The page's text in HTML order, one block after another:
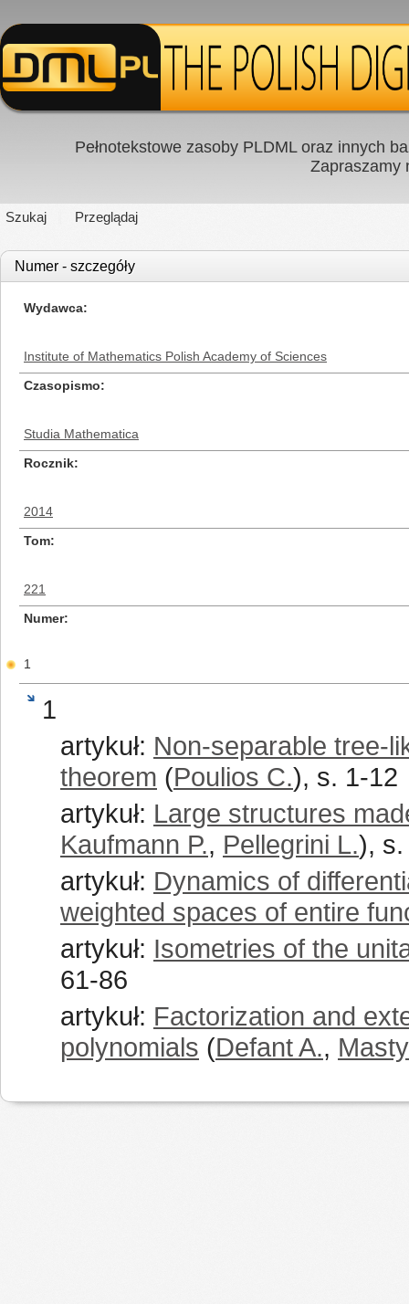
Pełnotekstowe zasoby PLDML oraz innych
Zapraszamy
Szukaj Przeglądaj
Numer - szczegóły
Wydawca
Institute of Mathematics Polish Academy of Sciences
Czasopismo
Studia Mathematica
Rocznik
2014
Tom
221
Numer
1
1
artykuł: Non-separable tree-
theorem (Poulios C.), s. 1-12
artykuł: Large structures
Kaufmann P., Pellegrini L.),
artykuł: Dynamics of
weighted spaces of entire
artykuł: Isometries of the
61-86
artykuł: Factorization and
polynomials (Defant A.,